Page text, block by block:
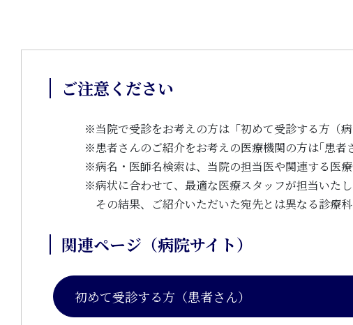
ご注意ください
※当院で受診をお考えの方は「初めて受診する方（
※患者さんのご紹介をお考えの医療機関の方は｢患者
※病名・医師名検索は、当院の担当医や関連する医
※病状に合わせて、最適な医療スタッフが担当いたし
その結果、ご紹介いただいた宛先とは異なる診療
関連ページ（病院サイト）
初めて受診する方（患者さん）